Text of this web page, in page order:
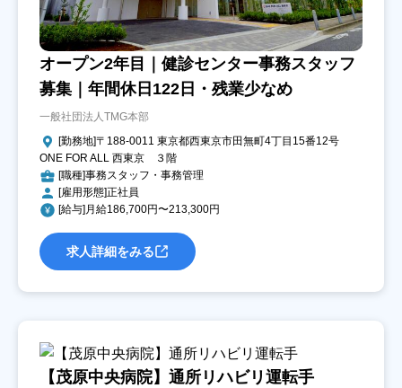
オープン2年目｜健診センター事務スタッフ
募集｜年間休日122日・残業少なめ
一般社団法人TMG本部
[勤務地]〒188-0011 東京都西東京市田無町4丁目15番12号
ONE FOR ALL 西東京 ３階
[職種]事務スタッフ・事務管理
[雇用形態]正社員
[給与]月給186,700円〜213,300円
求人詳細をみる
【茂原中央病院】通所リハビリ運転手